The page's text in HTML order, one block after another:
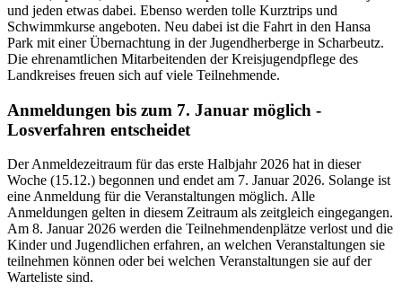
und jeden etwas dabei. Ebenso werden tolle Kurztrips und
Schwimmkurse angeboten. Neu dabei ist die Fahrt in den Hansa
Park mit einer Übernachtung in der Jugendherberge in Scharbeutz.
Die ehrenamtlichen Mitarbeitenden der Kreisjugendpflege des
Landkreises freuen sich auf viele Teilnehmende.
Anmeldungen bis zum 7. Januar möglich -
Losverfahren entscheidet
Der Anmeldezeitraum für das erste Halbjahr 2026 hat in dieser
Woche (15.12.) begonnen und endet am 7. Januar 2026. Solange ist
eine Anmeldung für die Veranstaltungen möglich. Alle
Anmeldungen gelten in diesem Zeitraum als zeitgleich eingegangen.
Am 8. Januar 2026 werden die Teilnehmendenplätze verlost und die
Kinder und Jugendlichen erfahren, an welchen Veranstaltungen sie
teilnehmen können oder bei welchen Veranstaltungen sie auf der
Warteliste sind.